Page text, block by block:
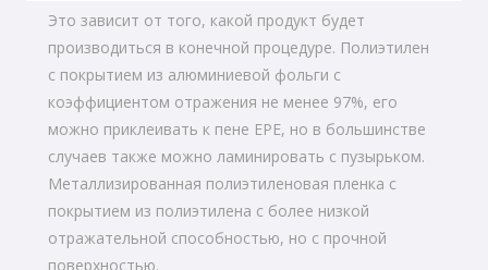
Это зависит от того, какой продукт будет
производиться в конечной процедуре. Полиэтилен
с покрытием из алюминиевой фольги с
коэффициентом отражения не менее 97%, его
можно приклеивать к пене EPE, но в большинстве
случаев также можно ламинировать с пузырьком.
Металлизированная полиэтиленовая пленка с
покрытием из полиэтилена с более низкой
отражательной способностью, но с прочной
поверхностью.